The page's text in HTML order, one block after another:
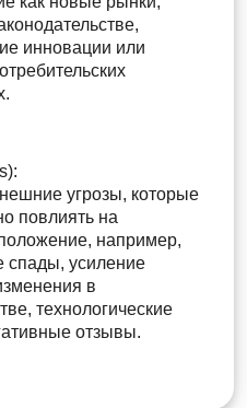
инновации или
угрозы, которые
повлиять на
например,
спады, усиление
в
технологические
отзывы.